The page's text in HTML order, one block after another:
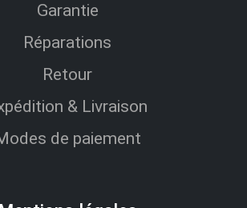
Garantie
Réparations
Retour
& Livraison
de paiement